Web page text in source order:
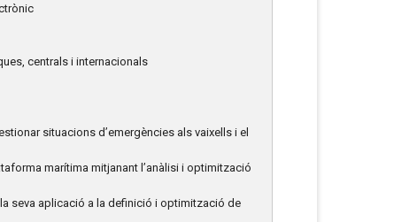
centrals i internacionals
situacions d’emergències als vaixells i el
marítima mitjanant l’anàlisi i optimització
seva aplicació a la definició i optimització de